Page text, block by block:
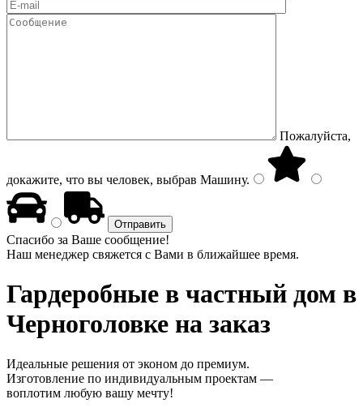
Пожалуйста,
докажите, что вы человек, выбрав Машину.
Спасибо за Ваше сообщение!
Наш менеджер свяжется с Вами в ближайшее время.
Гардеробные в частный дом в
Черноголовке на заказ
Идеальные решения от эконом до премиум.
Изготовление по индивидуальным проектам —
воплотим любую вашу мечту!